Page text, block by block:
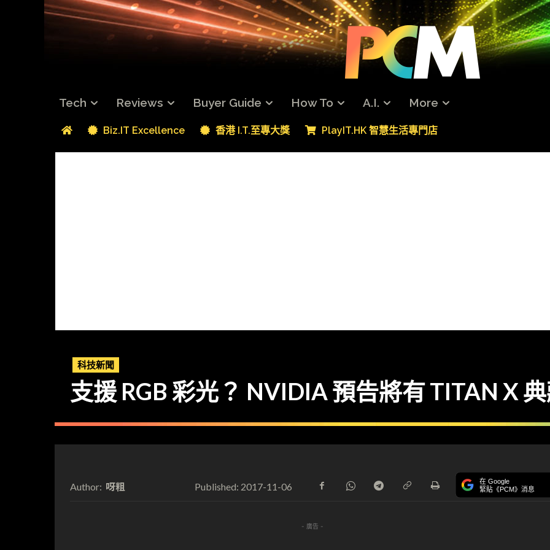
Tech Reviews Buyer Guide How To A.I. More
Biz.IT Excellence 香港 I.T.至專大獎 PlayIT.HK 智慧生活專門店
科技新聞
支援 RGB 彩光？ NVIDIA 預告將有 TITAN X
Author: 呀粗 Published: 2017-11-06 在 Google
緊貼《PCM》消息
- 廣告 -